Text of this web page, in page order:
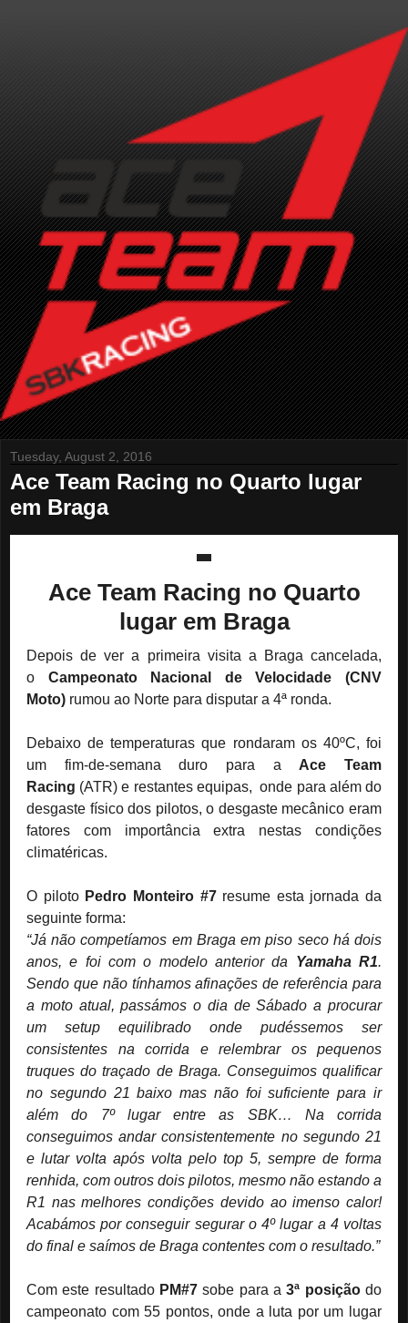
Tuesday, August 2, 2016
Ace Team Racing no Quarto lugar
em Braga
Ace Team Racing no Quarto
lugar em Braga
Depois de ver a primeira visita a Braga cancelada,
o Campeonato Nacional de Velocidade (CNV
Moto) rumou ao Norte para disputar a 4ª ronda.
Debaixo de temperaturas que rondaram os 40ºC, foi
um fim-de-semana duro para a Ace Team
Racing (ATR) e restantes equipas, onde para além do
desgaste físico dos pilotos, o desgaste mecânico eram
fatores com importância extra nestas condições
climatéricas.
O piloto Pedro Monteiro #7resume esta jornada da
seguinte forma:
“Já não competíamos em Braga em piso seco há dois
anos, e foi com o modelo anterior da Yamaha R1.
Sendo que não tínhamos afinações de referência para
a moto atual, passámos o dia de Sábado a procurar
um setup equilibrado onde pudéssemos ser
consistentes na corrida e relembrar os pequenos
truques do traçado de Braga. Conseguimos qualificar
no segundo 21 baixo mas não foi suficiente para ir
além do 7º lugar entre as SBK… Na corrida
conseguimos andar consistentemente no segundo 21
e lutar volta após volta pelo top 5, sempre de forma
renhida, com outros dois pilotos, mesmo não estando a
R1 nas melhores condições devido ao imenso calor!
Acabámos por conseguir segurar o 4º lugar a 4 voltas
do final e saímos de Braga contentes com o resultado.”
Com este resultado PM#7 sobe para a3ª posiçãodo
campeonato com 55 pontos, onde a luta por um lugar